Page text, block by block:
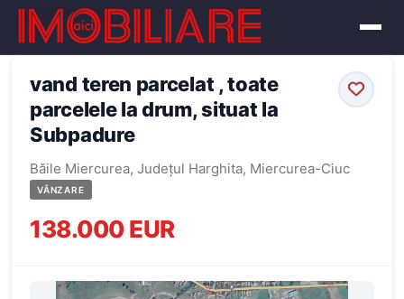
← Înapoi la oferte
vand teren parcelat , toate
parcelele la drum, situat la
Subpadure
Băile Miercurea, Județul Harghita, Miercurea-Ciuc
VÂNZARE
138.000 EUR